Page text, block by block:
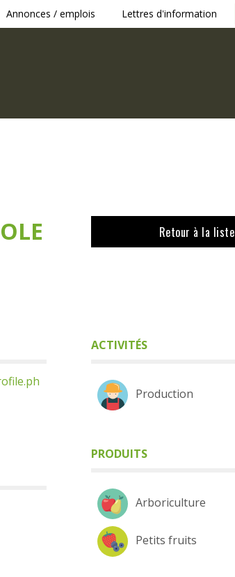
Annonces / emplois Lettres d'information
Retour à la liste
ACTIVITÉS
Production
PRODUITS
Arboriculture
Petits fruits